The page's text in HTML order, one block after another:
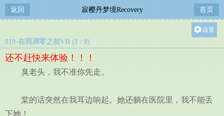
返回 寂樱丹梦境Recovery 首页
设置
019-在我凋零之前VII (1 / 8)
还不赶快来体验！！！
臭老头，我不准你先走。
棠的话突然在我耳边响起。她还躺在医院里，我不能丢
下她！